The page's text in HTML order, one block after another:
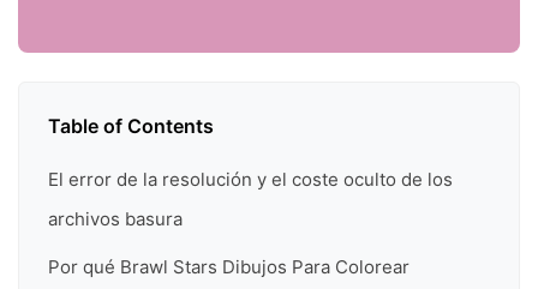
Table of Contents
El error de la resolución y el coste oculto de los
archivos basura
Por qué Brawl Stars Dibujos Para Colorear